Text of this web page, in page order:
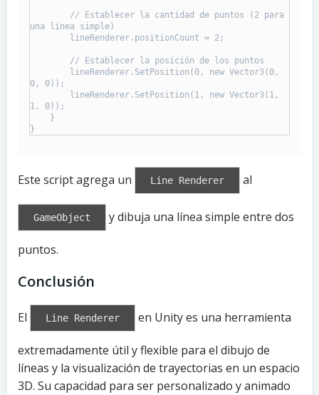
una línea simple)
0, 0));
1, 0));
}
Este script agrega un Line Renderer al
GameObject y dibuja una línea simple entre dos
puntos.
Conclusión
El Line Renderer en Unity es una herramienta
extremadamente útil y flexible para el dibujo de
líneas y la visualización de trayectorias en un espacio
3D. Su capacidad para ser personalizado y animado